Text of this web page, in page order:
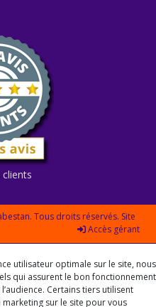
clients
Tous droits réservés. Site
Accès gérant
utilisateur optimale sur le site, nous
qui assurent le bon fonctionnement
Certains tiers utilisent
sur le site pour vous